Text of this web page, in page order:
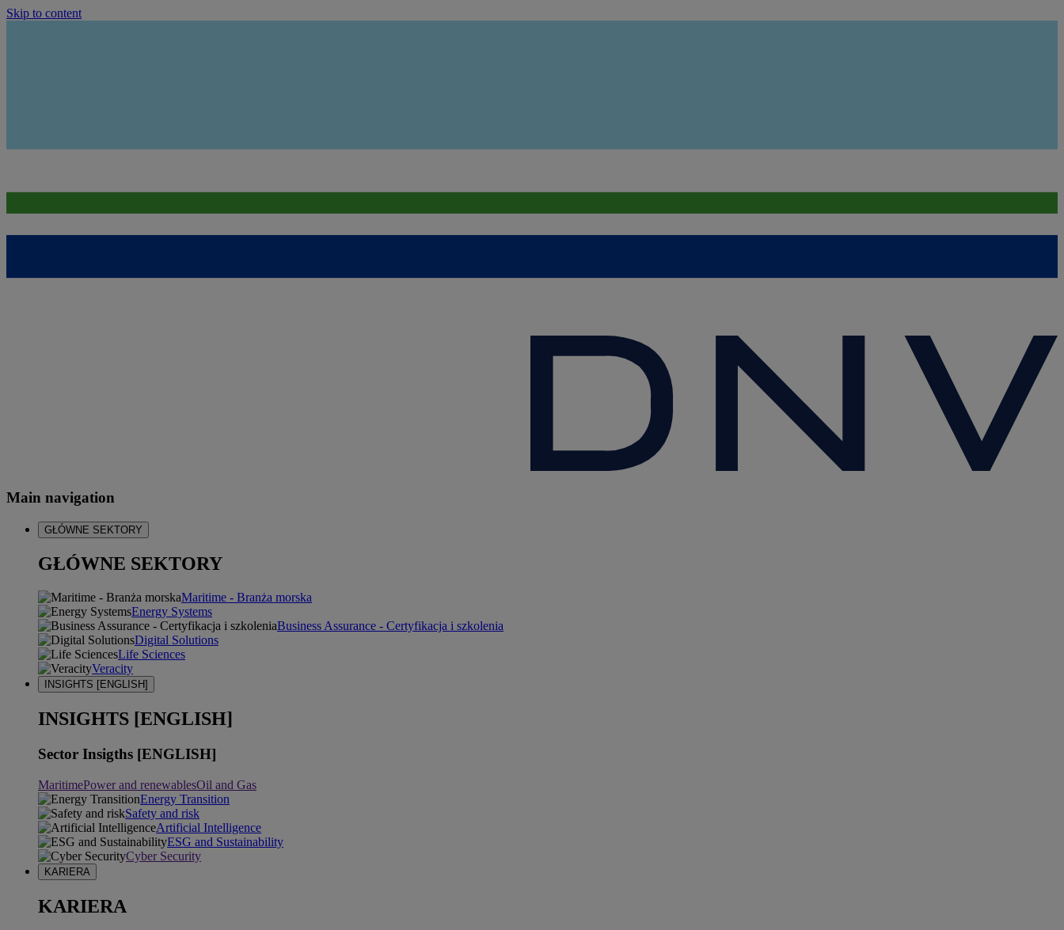
Skip to content
Main navigation
GŁÓWNE SEKTORY
GŁÓWNE SEKTORY
Maritime - Branża morska
Energy Systems
Business Assurance - Certyfikacja i szkolenia
Digital Solutions
Life Sciences
Veracity
INSIGHTS [ENGLISH]
INSIGHTS [ENGLISH]
Sector Insigths [ENGLISH]
MaritimePower and renewablesOil and Gas
Energy Transition
Safety and risk
Artificial Intelligence
ESG and Sustainability
Cyber Security
KARIERA
KARIERA